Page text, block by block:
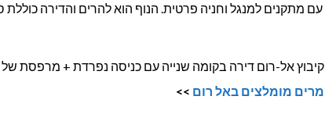
מתקנים למנגל וחניה פרטית. הנוף הוא להרים והדירה
אל-רום דירה בקומה שנייה עם כניסה נפרדת + מרפסת של 110מר, אל-רום, 1246600
מומלצים באל רום >>